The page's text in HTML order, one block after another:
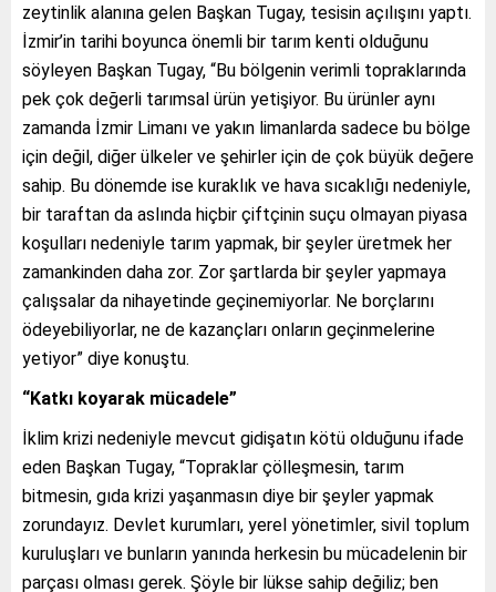
zeytinlik alanına gelen Başkan Tugay, tesisin açılışını yaptı.
İzmir’in tarihi boyunca önemli bir tarım kenti olduğunu
söyleyen Başkan Tugay, “Bu bölgenin verimli topraklarında
pek çok değerli tarımsal ürün yetişiyor. Bu ürünler aynı
zamanda İzmir Limanı ve yakın limanlarda sadece bu bölge
için değil, diğer ülkeler ve şehirler için de çok büyük değere
sahip. Bu dönemde ise kuraklık ve hava sıcaklığı nedeniyle,
bir taraftan da aslında hiçbir çiftçinin suçu olmayan piyasa
koşulları nedeniyle tarım yapmak, bir şeyler üretmek her
zamankinden daha zor. Zor şartlarda bir şeyler yapmaya
çalışsalar da nihayetinde geçinemiyorlar. Ne borçlarını
ödeyebiliyorlar, ne de kazançları onların geçinmelerine
yetiyor” diye konuştu.
“Katkı koyarak mücadele”
İklim krizi nedeniyle mevcut gidişatın kötü olduğunu ifade
eden Başkan Tugay, “Topraklar çölleşmesin, tarım
bitmesin, gıda krizi yaşanmasın diye bir şeyler yapmak
zorundayız. Devlet kurumları, yerel yönetimler, sivil toplum
kuruluşları ve bunların yanında herkesin bu mücadelenin bir
parçası olması gerek. Şöyle bir lükse sahip değiliz; ben